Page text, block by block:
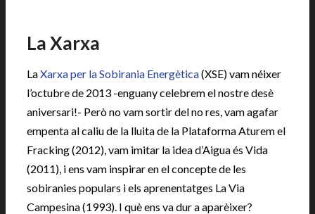
La Xarxa
LaXarxa per la Sobirania Energètica(XSE) vam néixer
l’octubre de 2013 -enguany celebrem el nostre desè
aniversari!- Però no vam sortir del no res, vam agafar
empenta al caliu de la lluita de la Plataforma Aturem el
Fracking (2012), vam imitar la idea d’Aigua és Vida
(2011), i ens vam inspirar en el concepte de les
sobiranies populars i els aprenentatges La Via
Campesina (1993). I què ens va dur a aparèixer?